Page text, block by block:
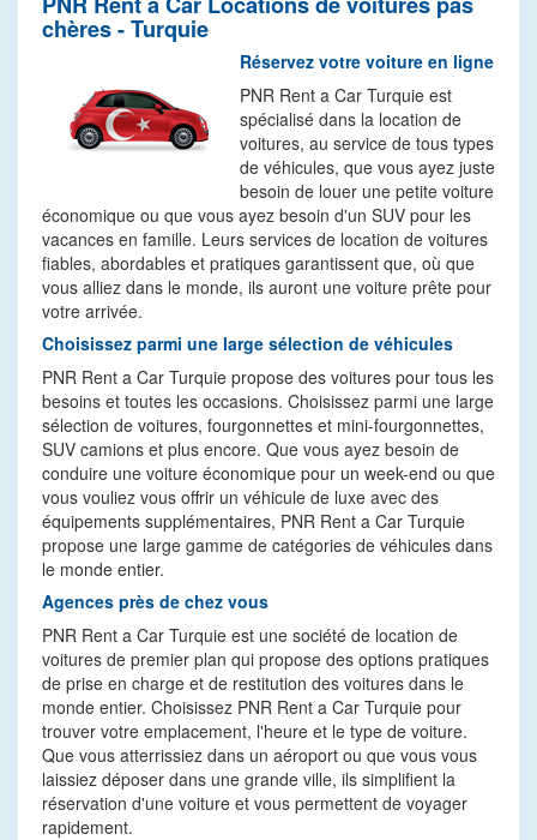
chères - Turquie
Réservez votre voiture en ligne
PNR Rent a Car Turquie est
spécialisé dans la location de
voitures, au service de tous types
de véhicules, que vous ayez juste
besoin de louer une petite voiture
économique ou que vous ayez besoin d'un SUV pour les
vacances en famille. Leurs services de location de voitures
fiables, abordables et pratiques garantissent que, où que
vous alliez dans le monde, ils auront une voiture prête pour
votre arrivée.
Choisissez parmi une large sélection de véhicules
PNR Rent a Car Turquie propose des voitures pour tous les
besoins et toutes les occasions. Choisissez parmi une large
sélection de voitures, fourgonnettes et mini-fourgonnettes,
SUV camions et plus encore. Que vous ayez besoin de
conduire une voiture économique pour un week-end ou que
vous vouliez vous offrir un véhicule de luxe avec des
équipements supplémentaires, PNR Rent a Car Turquie
propose une large gamme de catégories de véhicules dans
le monde entier.
Agences près de chez vous
PNR Rent a Car Turquie est une société de location de
voitures de premier plan qui propose des options pratiques
de prise en charge et de restitution des voitures dans le
monde entier. Choisissez PNR Rent a Car Turquie pour
trouver votre emplacement, l'heure et le type de voiture.
Que vous atterrissiez dans un aéroport ou que vous vous
laissiez déposer dans une grande ville, ils simplifient la
réservation d'une voiture et vous permettent de voyager
rapidement.